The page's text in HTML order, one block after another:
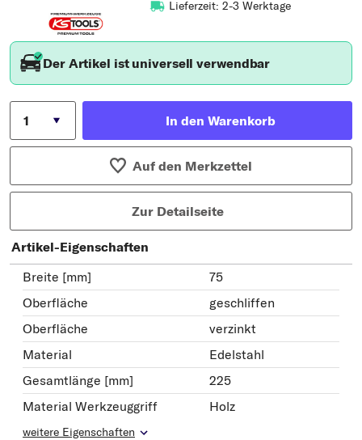
Lieferzeit: 2-3 Werktage
Der Artikel ist universell verwendbar
In den Warenkorb
Auf den Merkzettel
Zur Detailseite
Artikel-Eigenschaften
Breite [mm]
75
Oberfläche
geschliffen
Oberfläche
verzinkt
Material
Edelstahl
Gesamtlänge [mm]
225
Material Werkzeuggriff
Holz
weitere Eigenschaften